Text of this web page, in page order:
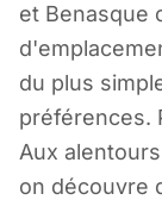
et Benasque
du plus
préférences.
Aux
on découvre